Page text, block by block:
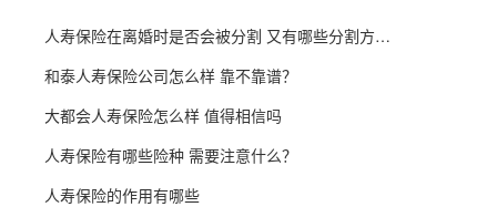
人寿保险在离婚时是否会被分割 又有哪些分割方法？
和泰人寿保险公司怎么样 靠不靠谱？
大都会人寿保险怎么样 值得相信吗
人寿保险有哪些险种 需要注意什么？
人寿保险的作用有哪些